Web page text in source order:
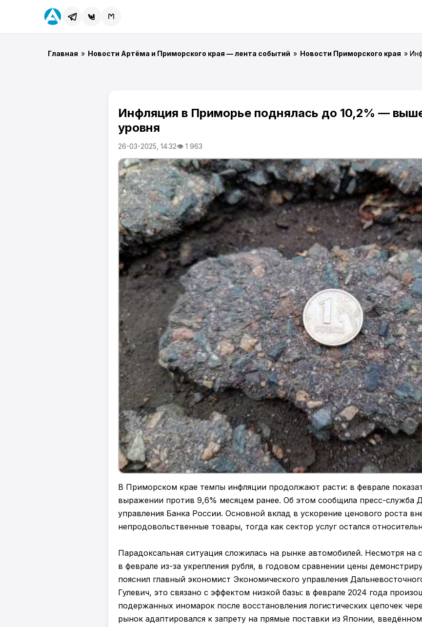
Главная » Новости Артёма и Приморского края — лента событий » Новости Приморского края »
Инфляция в Приморье поднялась до 10,2% —
уровня
26-03-2025, 14:32👁 1 963
В Приморском крае темпы инфляции продолжают расти: в феврале
выражении против 9,6% месяцем ранее. Об этом сообщила пресс-служба
управления Банка России. Основной вклад в ускорение ценового роста
непродовольственные товары, тогда как сектор услуг остался
Парадоксальная ситуация сложилась на рынке автомобилей. Несмотря
в феврале из-за укрепления рубля, в годовом сравнении цены
пояснил главный экономист Экономического управления
Гулевич, это связано с эффектом низкой базы: в феврале 2024 года
подержанных иномарок после восстановления логистических цепочек
рынок адаптировался к запрету на прямые поставки из Японии,